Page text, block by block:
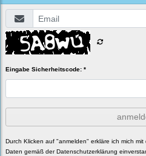
Eingabe Sicherheitscode: *
Durch Klicken auf "anmelden" erkläre ich mich
Daten gemäß der Datenschutzerklärung